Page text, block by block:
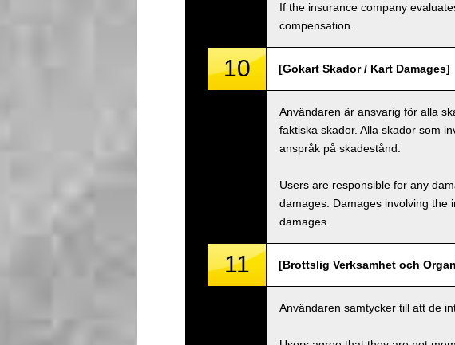
If the insurance company
compensation.
10 [Gokart Skador / Kart Damages]
Användaren är ansvarig för alla
faktiska skador. Alla skador som
anspråk på skadestånd.
Users are responsible for any
damages. Damages involving the
damages.
11 [Brottslig Verksamhet och
Användaren samtycker till att de